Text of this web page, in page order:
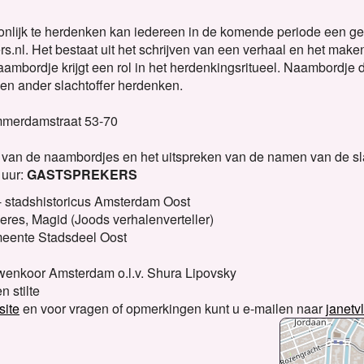
te herdenken kan iedereen in de komende periode een
Het bestaat uit het schrijven van een verhaal en het
krijgt een rol in het herdenkingsritueel.
ander slachtoffer herdenken.
53-70
de naambordjes en het uitspreken van de namen van de
GASTSPREKERS
Amsterdam Oost
Magid (Joods verhalenverteller)
Stadsdeel Oost
Amsterdam o.l.v. Shura Lipovsky
stilte
en voor vragen of opmerkingen kunt u e-mailen naar